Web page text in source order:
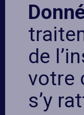
de
votre
s’y